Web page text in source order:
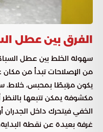
الفرق بين عطل
سهولة الخلط بين عطل
من الإصلاحات تبدأ من مكان
يكون مرتبطًا بمحبس،
مكشوفة يمكن تتبعها بالنظر
الخفي فيتحرك داخل الجدران
غرفة بعيدة عن نقطة